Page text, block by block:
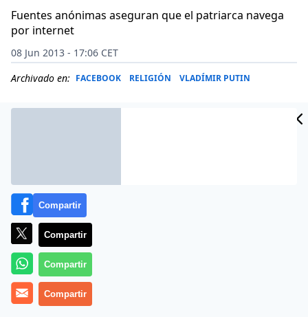
Fuentes anónimas aseguran que el patriarca navega
por internet
08 Jun 2013 - 17:06 CET
Archivado en: FACEBOOK RELIGIÓN VLADÍMIR PUTIN
Ellíder de la Iglesia ortodoxa rusa
Compartir
Compartir
Compartir
Compartir